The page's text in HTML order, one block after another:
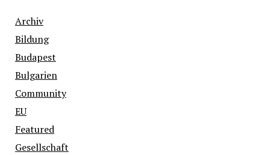
Archiv
Bildung
Budapest
Bulgarien
Community
EU
Featured
Gesellschaft